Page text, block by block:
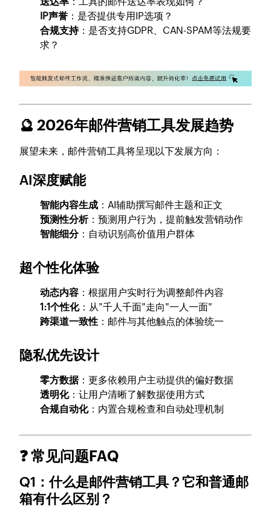
IP声誉 ：是否提供专用IP选项？
合规支持：是否支持GDPR、CAN-SPAM等法规要
求？
🔮 2026年邮件营销工具发展趋势
展望未来，邮件营销工具将呈现以下发展方向：
AI深度赋能
智能内容生成 ：AI辅助撰写邮件主题和正文
预测性分析：预测用户行为，提前触发营销动作
智能细分：自动识别高价值用户群体
超个性化体验
动态内容 ：根据用户实时行为调整邮件内容
1:1个性化：从"千人千面"走向"一人一面"
跨渠道一致性 ：邮件与其他触点的体验统一
隐私优先设计
零方数据：更多依赖用户主动提供的偏好数据
透明化：让用户清晰了解数据使用方式
合规自动化：内置合规检查和自动处理机制
❓ 常见问题FAQ
Q1：什么是邮件营销工具？它和普通邮
箱有什么区别？